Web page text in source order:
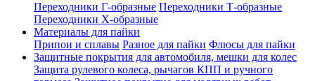
Переходники Г-образные Переходники Т-образные
Переходники Х-образные
Материалы для пайки
Припои и сплавы Разное для пайки Флюсы для пайки
Защитные покрытия для автомобиля, мешки для колес
Защита рулевого колеса, рычагов КПП и ручного